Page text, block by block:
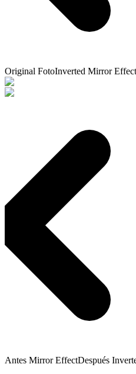
Original FotoInverted Mirror Effect
Antes Mirror EffectDespués